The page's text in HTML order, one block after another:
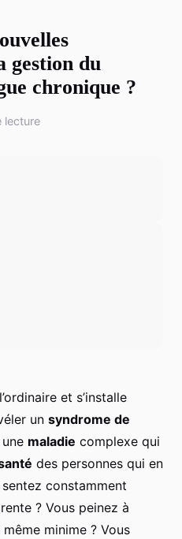
gestion du
chronique ?
lecture
et s’installe
un syndrome de
maladie complexe qui
des personnes qui en
constamment
? Vous peinez à
même minime ? Vous